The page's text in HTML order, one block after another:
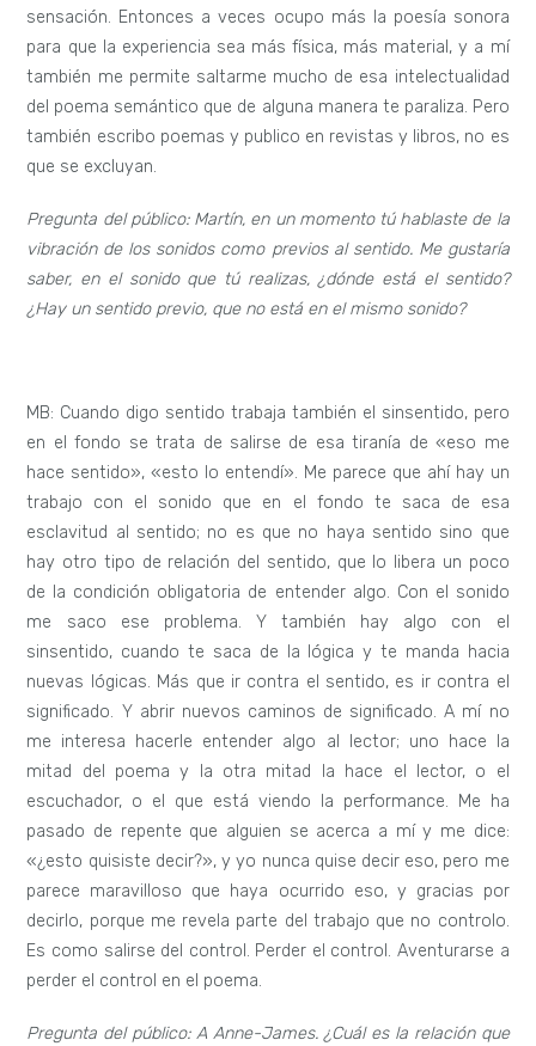
sensación. Entonces a veces ocupo más la poesía sonora
para que la experiencia sea más física, más material, y a mí
también me permite saltarme mucho de esa intelectualidad
del poema semántico que de alguna manera te paraliza. Pero
también escribo poemas y publico en revistas y libros, no es
que se excluyan.
Pregunta del público: Martín, en un momento tú hablaste de la
vibración de los sonidos como previos al sentido. Me gustaría
saber, en el sonido que tú realizas, ¿dónde está el sentido?
¿Hay un sentido previo, que no está en el mismo sonido?
MB: Cuando digo sentido trabaja también el sinsentido, pero
en el fondo se trata de salirse de esa tiranía de «eso me
hace sentido», «esto lo entendí». Me parece que ahí hay un
trabajo con el sonido que en el fondo te saca de esa
esclavitud al sentido; no es que no haya sentido sino que
hay otro tipo de relación del sentido, que lo libera un poco
de la condición obligatoria de entender algo. Con el sonido
me saco ese problema. Y también hay algo con el
sinsentido, cuando te saca de la lógica y te manda hacia
nuevas lógicas. Más que ir contra el sentido, es ir contra el
significado. Y abrir nuevos caminos de significado. A mí no
me interesa hacerle entender algo al lector; uno hace la
mitad del poema y la otra mitad la hace el lector, o el
escuchador, o el que está viendo la performance. Me ha
pasado de repente que alguien se acerca a mí y me dice:
«¿esto quisiste decir?», y yo nunca quise decir eso, pero me
parece maravilloso que haya ocurrido eso, y gracias por
decirlo, porque me revela parte del trabajo que no controlo.
Es como salirse del control. Perder el control. Aventurarse a
perder el control en el poema.
Pregunta del público: A Anne-James. ¿Cuál es la relación que